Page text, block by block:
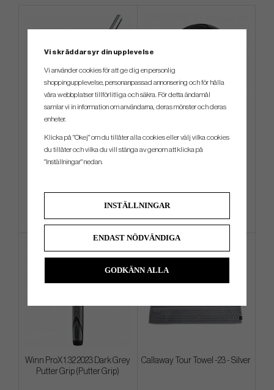
Info Köp
Fairwaywood (I Lager)
Info Köp
Winn ProX 1.32 2023 Dark Grey
Putter Grip (Putter Grip)
Callaway Tour Towel -23 - Silver
Vi skräddarsyr din upplevelse
Vi använder cookies för att ge dig en personlig
shoppingupplevelse, personanpassad annonsering och för hålla
våra webbplatser tillförlitliga och säkra. För detta ändamål
samlar vi in information om användarna, deras mönster och deras
enheter.
Klicka på "Okej" om du tillåter alla cookies eller välj vilka cookies
du tillåter och vilka du vill stänga av genom att klicka på
"Inställningar" nedan.
INSTÄLLNINGAR
ENDAST NÖDVÄNDIGA
GODKÄNN ALLA